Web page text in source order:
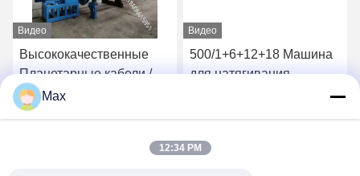
Видео
Высококачественные
Планетарные кабели /
Укладка машины
Производитель 1400/1+6
Видео
500/1+6+12+18 Машина
для натягивания
Напряжение
Max
12:34 PM